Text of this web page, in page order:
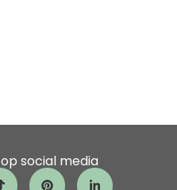
social media